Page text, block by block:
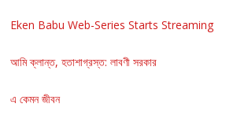
Eken Babu Web-Series Starts Streaming
আমি ক্লান্ত, হতাশাগ্রস্ত: লাবণী সরকার
এ কেমন জীবন